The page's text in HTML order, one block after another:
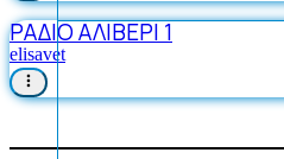
ΡΑΔΙΟ ΑΛΙΒΕΡΙ 1
elisavet